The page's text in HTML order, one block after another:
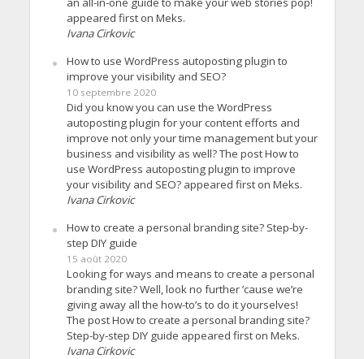
appeared first on Meks.
Ivana Cirkovic
How to use WordPress autoposting plugin to
improve your visibility and SEO?
10 septembre 2020
Did you know you can use the WordPress
autoposting plugin for your content efforts and
improve not only your time management but your
business and visibility as well? The post How to
use WordPress autoposting plugin to improve
your visibility and SEO? appeared first on Meks.
Ivana Cirkovic
How to create a personal branding site? Step-by-
step DIY guide
15 août 2020
Looking for ways and means to create a personal
branding site? Well, look no further ’cause we’re
giving away all the how-to’s to do it yourselves!
The post How to create a personal branding site?
Step-by-step DIY guide appeared first on Meks.
Ivana Cirkovic